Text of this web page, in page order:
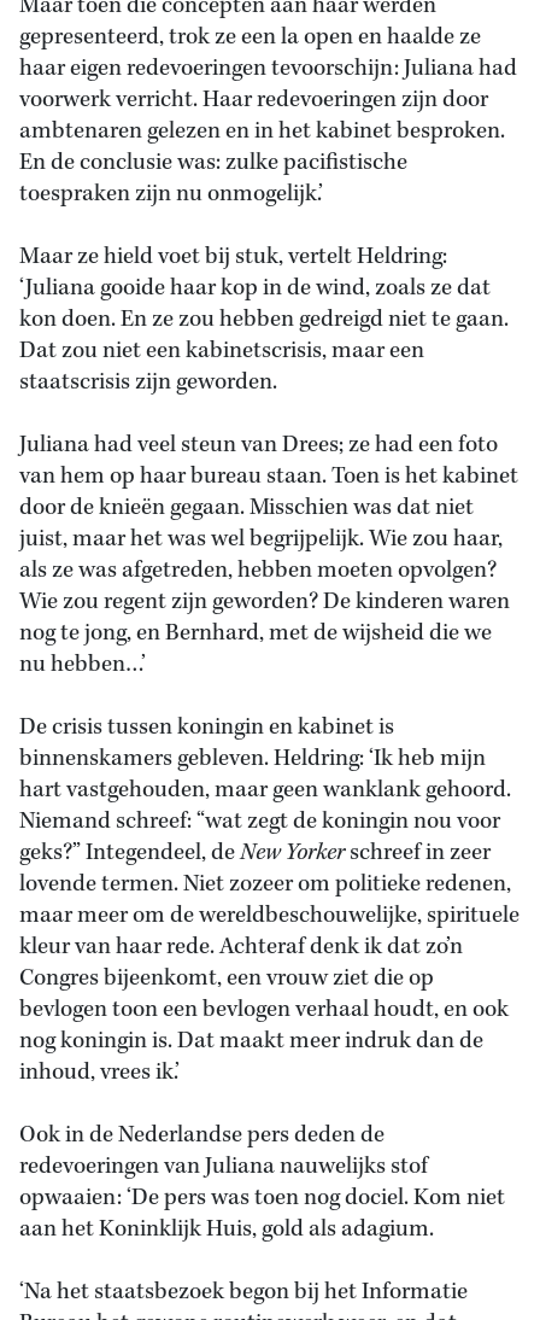
gepresenteerd, trok ze een la open en haalde ze
haar eigen redevoeringen tevoorschijn: Juliana had
voorwerk verricht. Haar redevoeringen zijn door
ambtenaren gelezen en in het kabinet besproken.
En de conclusie was: zulke pacifistische
toespraken zijn nu onmogelijk.’
Maar ze hield voet bij stuk, vertelt Heldring:
‘Juliana gooide haar kop in de wind, zoals ze dat
kon doen. En ze zou hebben gedreigd niet te gaan.
Dat zou niet een kabinetscrisis, maar een
staatscrisis zijn geworden.
Juliana had veel steun van Drees; ze had een foto
van hem op haar bureau staan. Toen is het kabinet
door de knieën gegaan. Misschien was dat niet
juist, maar het was wel begrijpelijk. Wie zou haar,
als ze was afgetreden, hebben moeten opvolgen?
Wie zou regent zijn geworden? De kinderen waren
nog te jong, en Bernhard, met de wijsheid die we
nu hebben…’
De crisis tussen koningin en kabinet is
binnenskamers gebleven. Heldring: ‘Ik heb mijn
hart vastgehouden, maar geen wanklank gehoord.
Niemand schreef: “wat zegt de koningin nou voor
geks?” Integendeel, deNew Yorkerschreef in zeer
lovende termen. Niet zozeer om politieke redenen,
maar meer om de wereldbeschouwelijke, spirituele
kleur van haar rede. Achteraf denk ik dat zo’n
Congres bijeenkomt, een vrouw ziet die op
bevlogen toon een bevlogen verhaal houdt, en ook
nog koningin is. Dat maakt meer indruk dan de
inhoud, vrees ik.’
Ook in de Nederlandse pers deden de
redevoeringen van Juliana nauwelijks stof
opwaaien: ‘De pers was toen nog dociel. Kom niet
aan het Koninklijk Huis, gold als adagium.
‘Na het staatsbezoek begon bij het Informatie